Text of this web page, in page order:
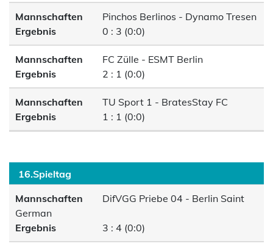
Mannschaften
Pinchos Berlinos - Dynamo Tresen
Ergebnis
0 : 3 (0:0)
Mannschaften
FC Zülle - ESMT Berlin
Ergebnis
2 : 1 (0:0)
Mannschaften
TU Sport 1 - BratesStay FC
Ergebnis
1 : 1 (0:0)
16.Spieltag
Mannschaften
DifVGG Priebe 04 - Berlin Saint
German
Ergebnis
3 : 4 (0:0)